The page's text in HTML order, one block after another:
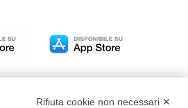
Rifiuta cookie non necessari ✕